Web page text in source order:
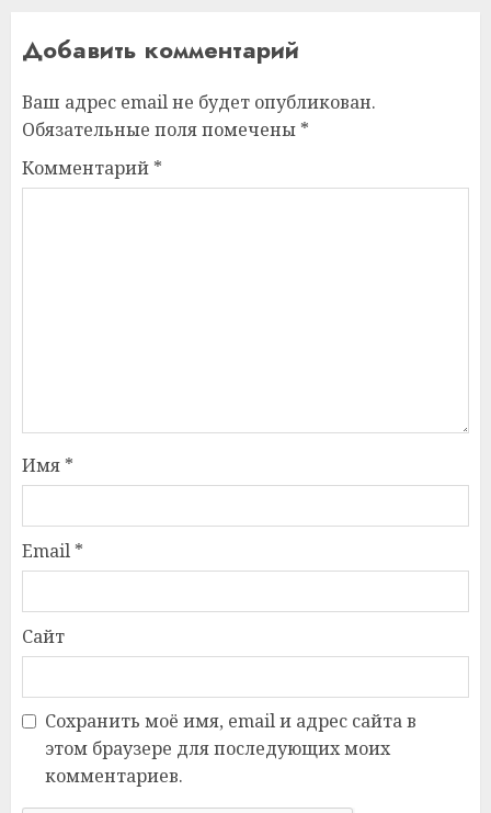
Добавить комментарий
Ваш адрес email не будет опубликован.
Обязательные поля помечены *
Комментарий *
Имя *
Email *
Сайт
Сохранить моё имя, email и адрес сайта в
этом браузере для последующих моих
комментариев.